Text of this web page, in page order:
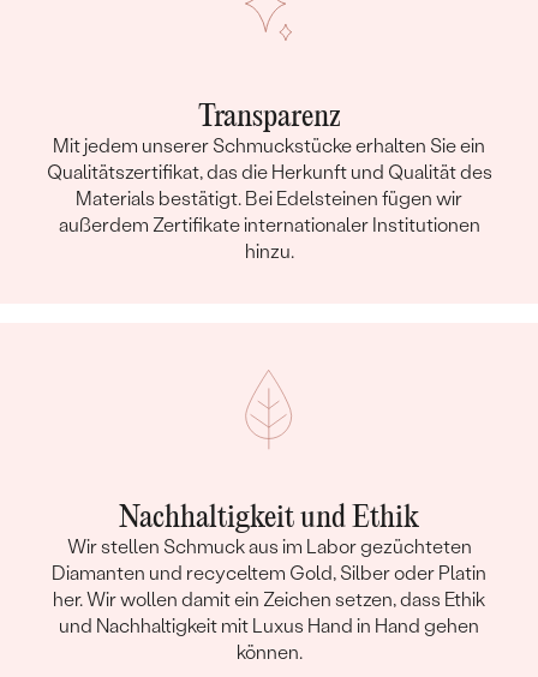
Transparenz
Mit jedem unserer Schmuckstücke erhalten Sie ein
Qualitätszertifikat, das die Herkunft und Qualität des
Materials bestätigt. Bei Edelsteinen fügen wir
außerdem Zertifikate internationaler Institutionen
hinzu.
Nachhaltigkeit und Ethik
Wir stellen Schmuck aus im Labor gezüchteten
Diamanten und recyceltem Gold, Silber oder Platin
her. Wir wollen damit ein Zeichen setzen, dass Ethik
und Nachhaltigkeit mit Luxus Hand in Hand gehen
können.